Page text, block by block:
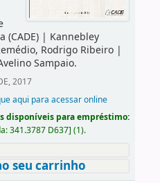
(CADE)| Kannebley
Rodrigo Ribeiro|
Sampaio.
2017
aqui para acessar online
disponíveis para empréstimo:
341.3787 D637] (1).
seu carrinho